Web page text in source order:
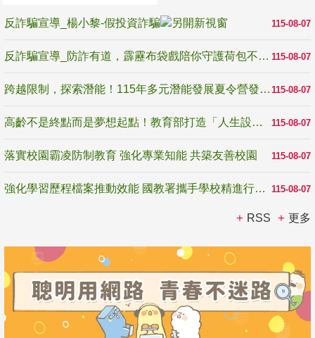
115-08-07
反詐騙宣導_楊小黎-假投資詐騙
115-08-07
反詐騙宣導_防詐有道，霹靂布袋戲陪你守護荷包不受騙
115-08-07
跨越限制，探索潛能！115年多元潛能發展夏令營發掘生命無限可能
115-08-07
高齡不是終點而是夢想起點！教育部打造「人生設計夢工場」 參展第3屆高齡健康產業博覽會
115-08-07
落實校園霸凌防制教育 強化專業知能 共築友善校園
115-08-07
強化學習歷程檔案推動效能 國教署攜手學校精進行政與教學支持
RSS 更多